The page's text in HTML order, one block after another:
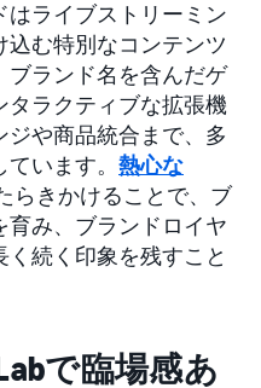
はライブストリーミン
む特別なコンテンツ
ブランド名を含んだゲ
タラクティブな拡張機
や商品統合まで、多
います。 熱心な
らきかけることで、ブ
育み、ブランドロイヤ
続く印象を残すこと
で臨場感あ